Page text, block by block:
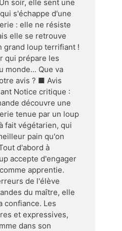
soir, elle sent une
s'échappe d'une
: elle ne résiste
elle se retrouve
grand loup terrifiant !
qui prépare les
monde... Que va
avis ? ■ Avis
Notice critique :
découvre une
tenue par un loup
fait végétarien, qui
pain qu'on
d'abord à
accepte d'engager
apprentie.
de l'élève
du maître, elle
confiance. Les
et expressives,
dans son